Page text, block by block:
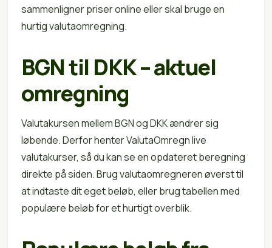
sammenligner priser online eller skal bruge en
hurtig valutaomregning.
BGN til DKK – aktuel
omregning
Valutakursen mellem BGN og DKK ændrer sig
løbende. Derfor henter ValutaOmregn live
valutakurser, så du kan se en opdateret beregning
direkte på siden. Brug valutaomregneren øverst til
at indtaste dit eget beløb, eller brug tabellen med
populære beløb for et hurtigt overblik.